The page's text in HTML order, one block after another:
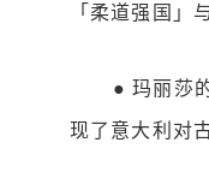
「柔道强国」
● 玛丽莎
现了意大利对